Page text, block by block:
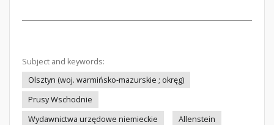
Subject and keywords:
Olsztyn (woj. warmińsko-mazurskie ; okręg)
Prusy Wschodnie
Wydawnictwa urzędowe niemieckie
Allenstein